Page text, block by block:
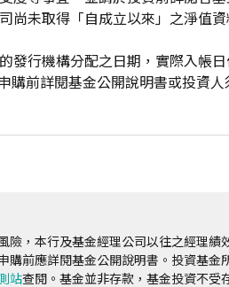
尚未取得「自成立以來」之淨值
發行機構分配之日期，實際入帳
購前詳閱基金公開說明書或投資
，本行及基金經理公司以往之經理
購前應詳閱基金公開說明書。投資基
站查閱。基金並非存款，基金投資不受